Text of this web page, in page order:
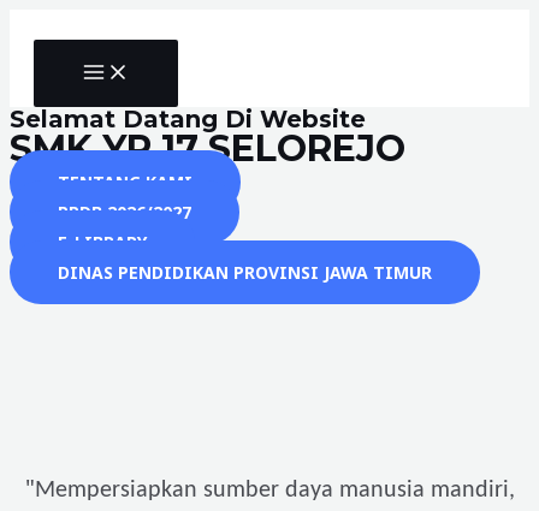
MAIN
MENU
Selamat Datang Di Website
SMK YP 17 SELOREJO
TENTANG KAMI
PPDB 2026/2027
E-LIBRARY
DINAS PENDIDIKAN PROVINSI JAWA TIMUR
"Mempersiapkan sumber daya manusia mandiri,